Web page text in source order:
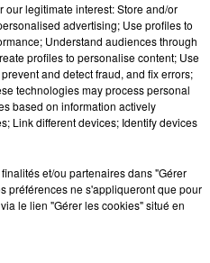
legitimate interest: Store and/or
advertising; Use profiles to
Understand audiences through
profiles to personalise content; Use
and detect fraud, and fix errors;
technologies may process personal
based on information actively
Link different devices; Identify devices
et/ou partenaires dans "Gérer
préférences ne s'appliqueront que pour
le lien "Gérer les cookies" situé en